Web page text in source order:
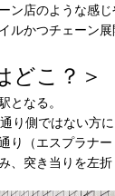
ン店のような感
ルかつチェーン
どこ？＞
となる。
り側ではない方に
り（エスプラナ
、突き当りを左